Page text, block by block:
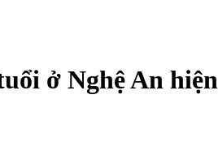
ở Nghệ An